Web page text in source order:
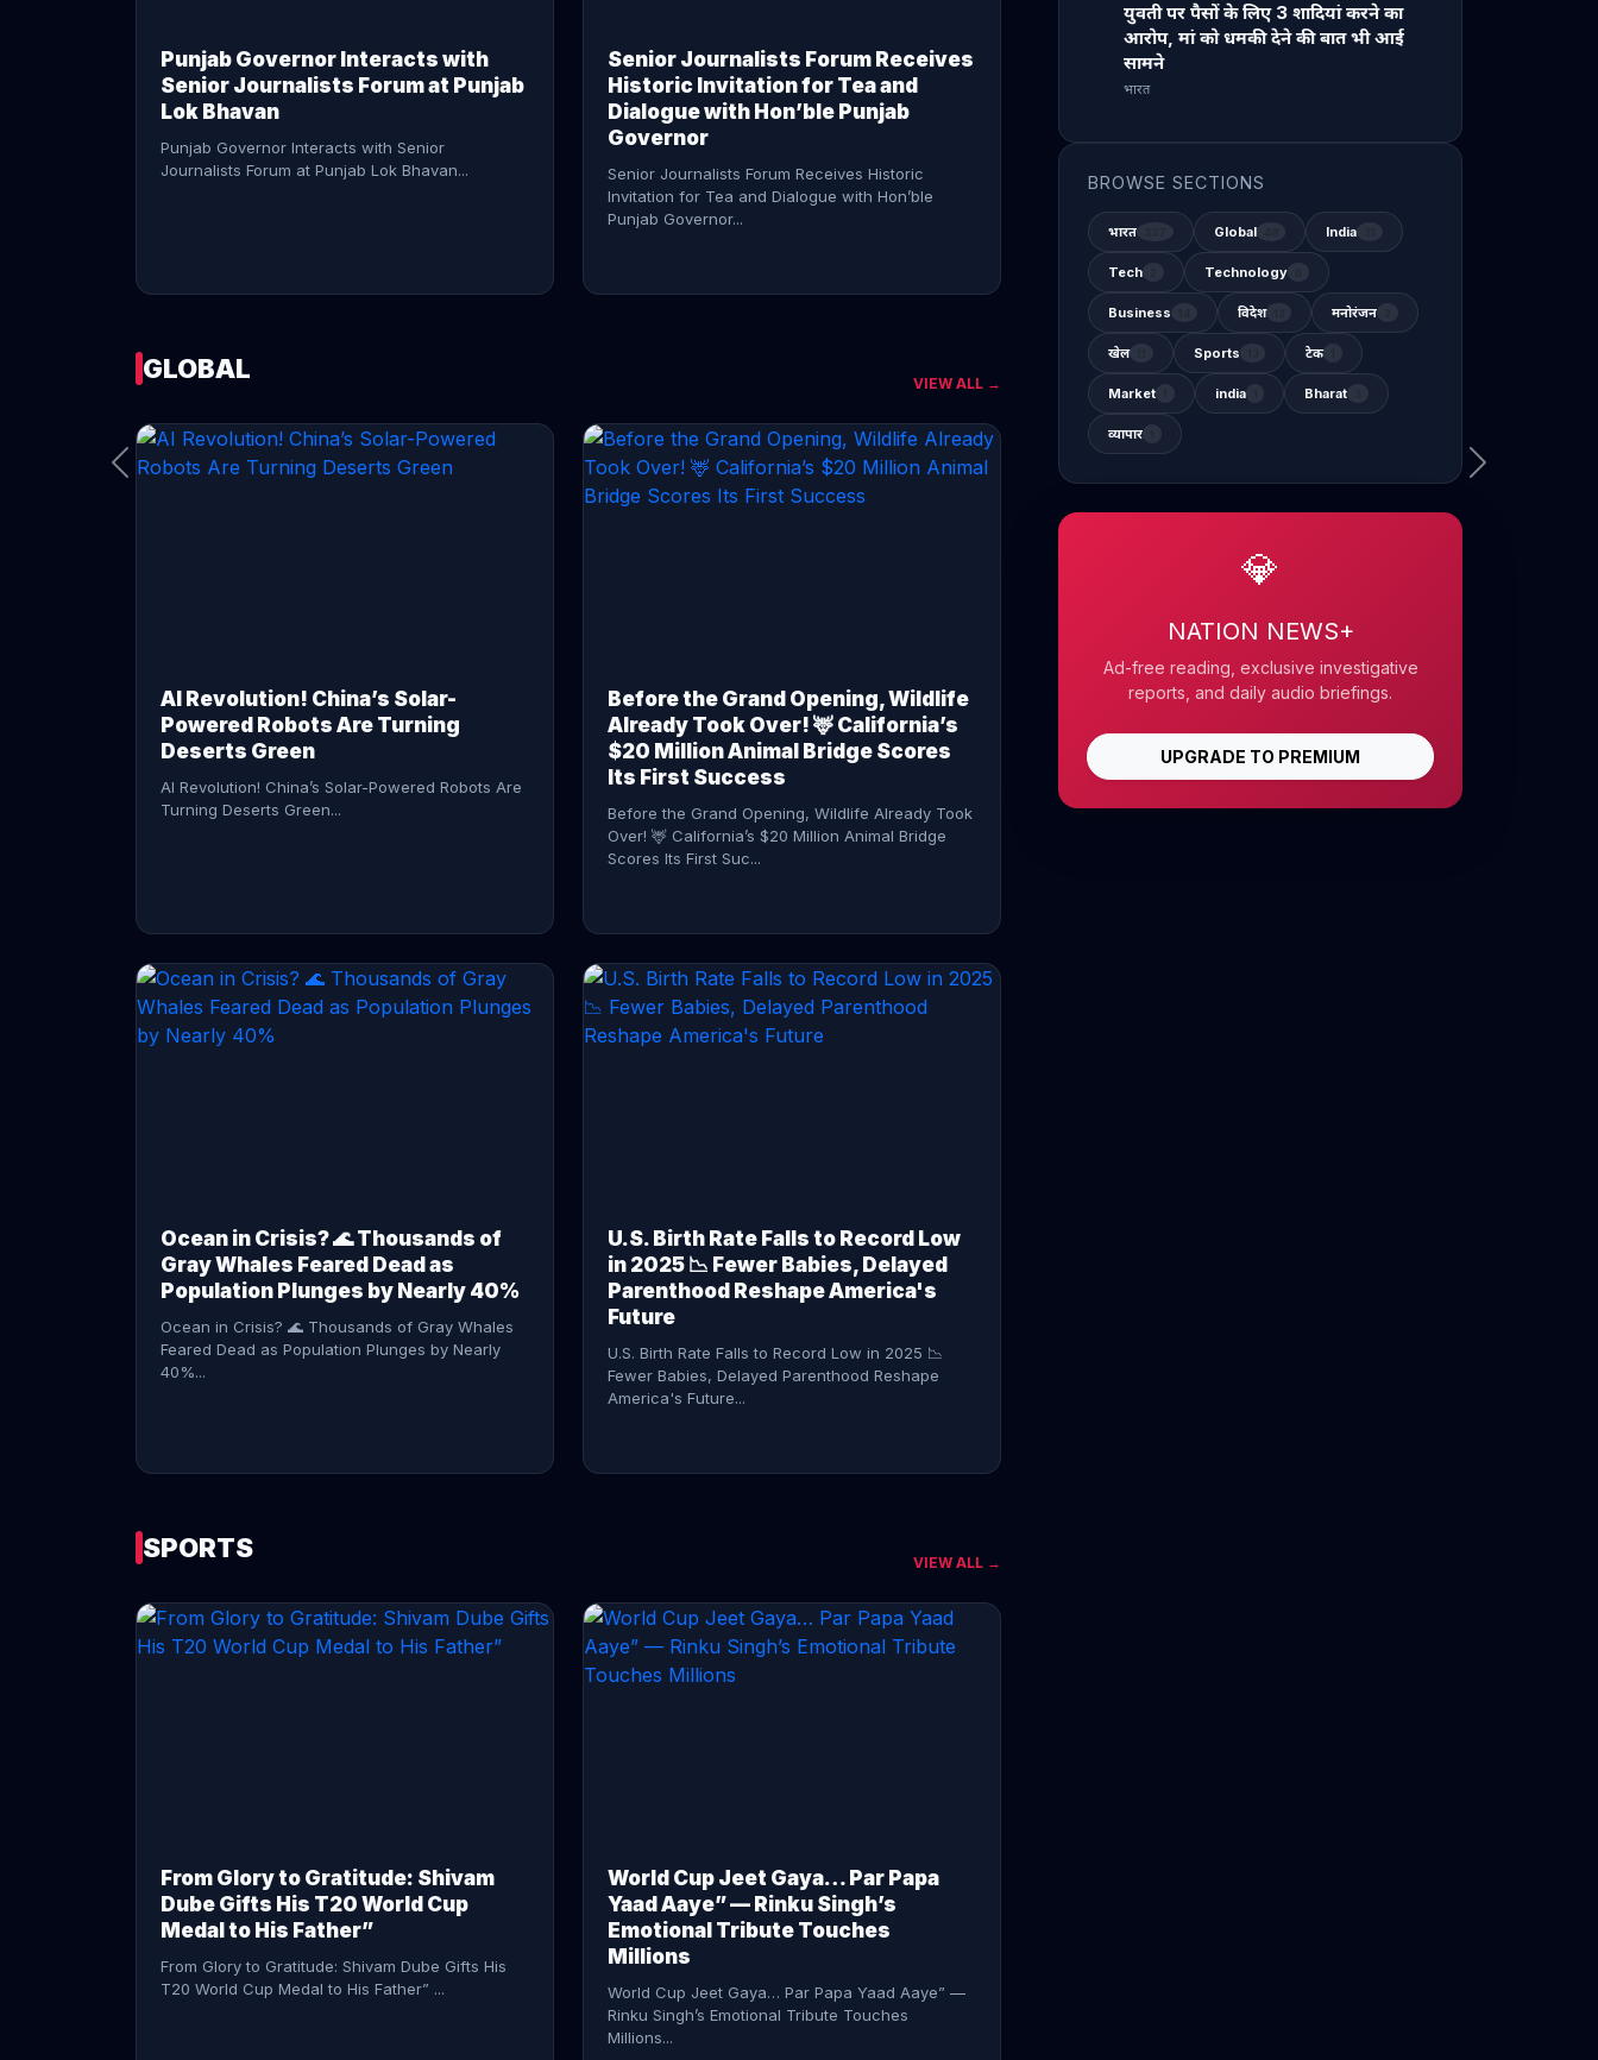
Punjab Governor Interacts with
Senior Journalists Forum at Punjab
Lok Bhavan
Punjab Governor Interacts with Senior
Journalists Forum at Punjab Lok Bhavan...
Senior Journalists Forum Receives
Historic Invitation for Tea and
Dialogue with Hon’ble Punjab
Governor
Senior Journalists Forum Receives Historic
Invitation for Tea and Dialogue with Hon’ble
Punjab Governor...
CONTINUE READING →
GLOBAL VIEW ALL →
AI Revolution! China’s Solar-
Powered Robots Are Turning
Deserts Green
AI Revolution! China’s Solar-Powered Robots Are
Turning Deserts Green...
Before the Grand Opening, Wildlife
Already Took Over! 🦌 California’s
$20 Million Animal Bridge Scores
Its First Success
Before the Grand Opening, Wildlife Already Took
Over! 🦌 California’s $20 Million Animal Bridge
Scores Its First Suc...
Ocean in Crisis? 🌊 Thousands of
Gray Whales Feared Dead as
Population Plunges by Nearly 40%
Ocean in Crisis? 🌊 Thousands of Gray Whales
Feared Dead as Population Plunges by Nearly
40%...
U.S. Birth Rate Falls to Record Low
in 2025 📉 Fewer Babies, Delayed
Parenthood Reshape America's
Future
U.S. Birth Rate Falls to Record Low in 2025 📉
Fewer Babies, Delayed Parenthood Reshape
America's Future...
CONTINUE READING →
SPORTS VIEW ALL →
From Glory to Gratitude: Shivam
Dube Gifts His T20 World Cup
Medal to His Father”
From Glory to Gratitude: Shivam Dube Gifts His
T20 World Cup Medal to His Father” ...
World Cup Jeet Gaya… Par Papa
Yaad Aaye” — Rinku Singh’s
Emotional Tribute Touches
Millions
World Cup Jeet Gaya… Par Papa Yaad Aaye” —
Rinku Singh’s Emotional Tribute Touches
Millions...
युवती पर पैसों के लिए 3 शादियां करने का
आरोप, मां को धमकी देने की बात भी आई
सामने
भारत
BROWSE SECTIONS
भारत Global India
Tech Technology
Business विदेश मनोरंजन
खेल Sports टेक
Market india Bharat
व्यापार
💎
NATION NEWS+
Ad-free reading, exclusive investigative
reports, and daily audio briefings.
UPGRADE TO PREMIUM